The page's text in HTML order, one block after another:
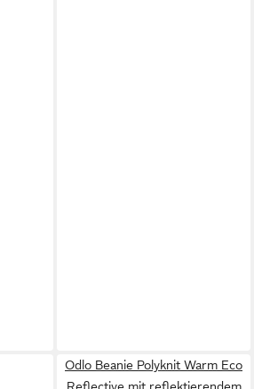
Odlo Beanie Polyknit Warm Eco
Reflective mit reflektierendem